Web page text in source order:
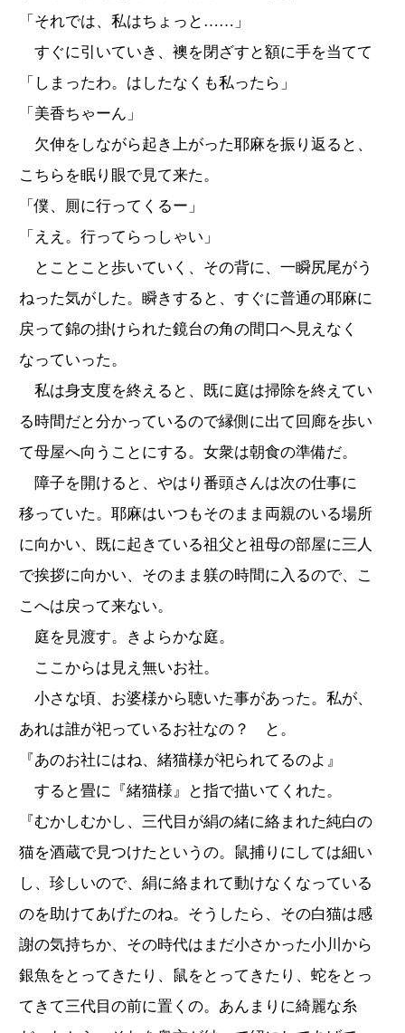
「それでは、私はちょっと……」
すぐに引いていき、襖を閉ざすと額に手を当てて
「しまったわ。はしたなくも私ったら」
「美香ちゃーん」
欠伸をしながら起き上がった耶麻を振り返ると、
こちらを眠り眼で見て来た。
「僕、厠に行ってくるー」
「ええ。行ってらっしゃい」
とことこと歩いていく、その背に、一瞬尻尾がう
ねった気がした。瞬きすると、すぐに普通の耶麻に
戻って錦の掛けられた鏡台の角の間口へ見えなく
なっていった。
私は身支度を終えると、既に庭は掃除を終えてい
る時間だと分かっているので縁側に出て回廊を歩い
て母屋へ向うことにする。女衆は朝食の準備だ。
障子を開けると、やはり番頭さんは次の仕事に
移っていた。耶麻はいつもそのまま両親のいる場所
に向かい、既に起きている祖父と祖母の部屋に三人
で挨拶に向かい、そのまま躾の時間に入るので、こ
こへは戻って来ない。
庭を見渡す。きよらかな庭。
ここからは見え無いお社。
小さな頃、お婆様から聴いた事があった。私が、
あれは誰が祀っているお社なの？ と。
『あのお社にはね、緒猫様が祀られてるのよ』
すると畳に『緒猫様』と指で描いてくれた。
『むかしむかし、三代目が絹の緒に絡まれた純白の
猫を酒蔵で見つけたというの。鼠捕りにしては細い
し、珍しいので、絹に絡まれて動けなくなっている
のを助けてあげたのね。そうしたら、その白猫は感
謝の気持ちか、その時代はまだ小さかった小川から
銀魚をとってきたり、鼠をとってきたり、蛇をとっ
てきて三代目の前に置くの。あんまりに綺麗な糸